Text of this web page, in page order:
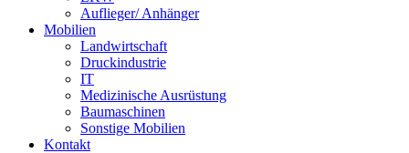
Auflieger/ Anhänger
Mobilien
Landwirtschaft
Druckindustrie
IT
Medizinische Ausrüstung
Baumaschinen
Sonstige Mobilien
Kontakt